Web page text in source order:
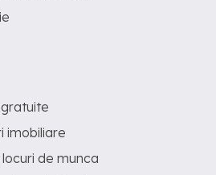
imobiliare
de munca